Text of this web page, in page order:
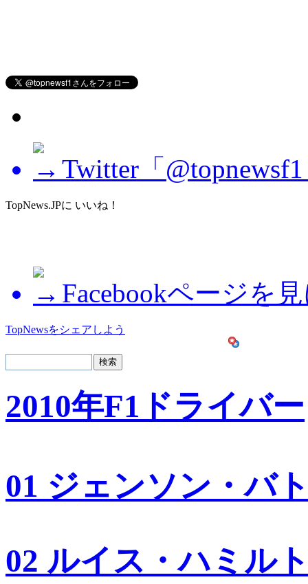
Twitter「
TopNews.JPに いいね！
Facebookページを
TopNewsをシェアしよう
2010年F1ドライバー
01 ジェンソン・バ
02 ルイス・ハミル